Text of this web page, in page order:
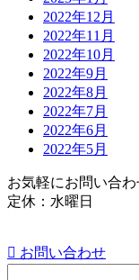
2022年12月
2022年11月
2022年10月
2022年9月
2022年8月
2022年7月
2022年6月
2022年5月
お気軽にお問い合わ
定休：水曜日
お問い合わせ